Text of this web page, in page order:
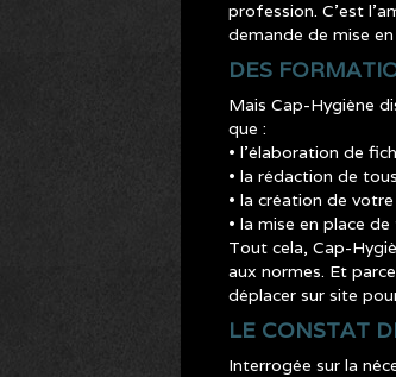
profession. C’est
demande de mise
DES
Mais Cap-Hygiène
que :
• l’élaboration de
• la rédaction de
• la création de
• la mise en place
Tout cela, Cap-
aux normes. Et
déplacer sur site
LE CONSTAT
Interrogée sur la